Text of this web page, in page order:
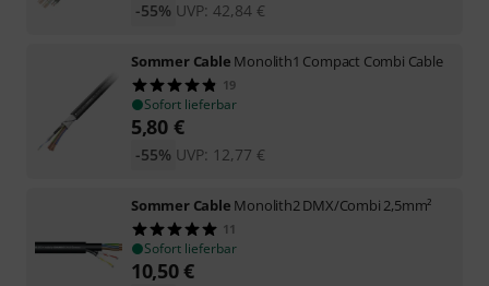
UVP: 42,84 €
-55%
Sommer Cable Monolith1 Compact Combi Cable
19
Sofort lieferbar
5,80 €
UVP: 12,77 €
-55%
Sommer Cable Monolith2 DMX/Combi 2,5mm²
11
Sofort lieferbar
10,50€